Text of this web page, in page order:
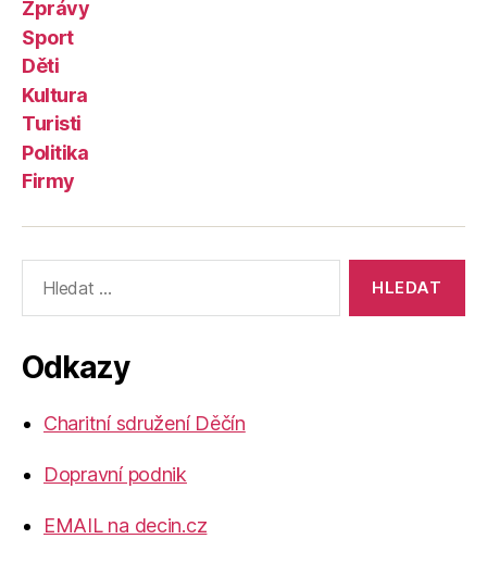
Zprávy
Sport
Děti
Kultura
Turisti
Politika
Firmy
vyhledávání:
Odkazy
Charitní sdružení Děčín
Dopravní podnik
EMAIL na decin.cz